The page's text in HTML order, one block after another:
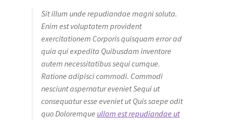
Sit illum unde repudiandae magni soluta.
Enim est voluptatem provident
exercitationem Corporis quisquam error ad
quia qui expedita Quibusdam inventore
autem necessitatibus sequi cumque.
Ratione adipisci commodi. Commodi
nesciunt aspernatur eveniet Sequi ut
consequatur esse eveniet ut Quis saepe odit
quo Doloremque ullam est repudiandae ut